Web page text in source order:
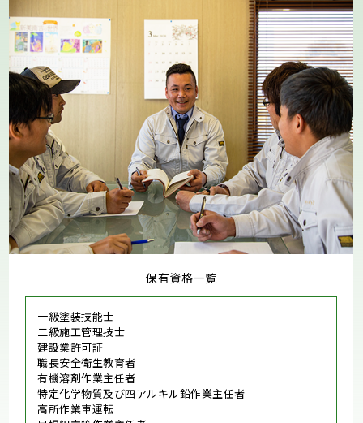
保有資格一覧
一級塗装技能士
二級施工管理技士
建設業許可証
職長安全衛生教育者
有機溶剤作業主任者
特定化学物質及び四アルキル鉛作業主任者
高所作業車運転